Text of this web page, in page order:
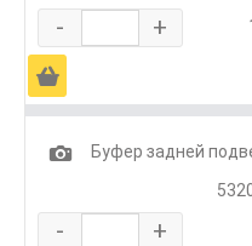
- +
Ä
1
Буфер задней
- +